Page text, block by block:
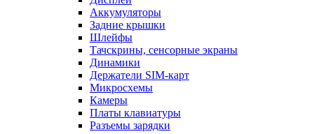
Аккумуляторы
Задние крышки
Шлейфы
Тачскрины, сенсорные экраны
Динамики
Держатели SIM-карт
Микросхемы
Камеры
Платы клавиатуры
Разъемы зарядки